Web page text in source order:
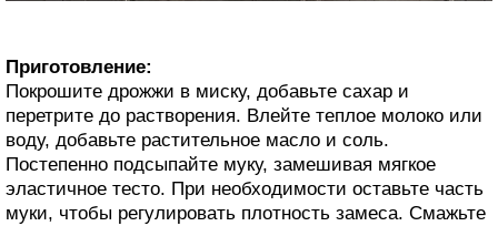
Приготовление:
Покрошите дрожжи в миску, добавьте сахар и
перетрите до растворения. Влейте теплое молоко или
воду, добавьте растительное масло и соль.
Постепенно подсыпайте муку, замешивая мягкое
эластичное тесто. При необходимости оставьте часть
муки, чтобы регулировать плотность замеса. Смажьте